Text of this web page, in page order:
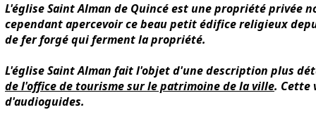
L'église Saint Alman de Quincé est une propriété privée
cependant apercevoir ce beau petit édifice religieux
de fer forgé qui ferment la propriété.
L'église Saint Alman fait l'objet d'une description plus
de l'office de tourisme sur le patrimoine de la ville. Cette
d'audioguides.